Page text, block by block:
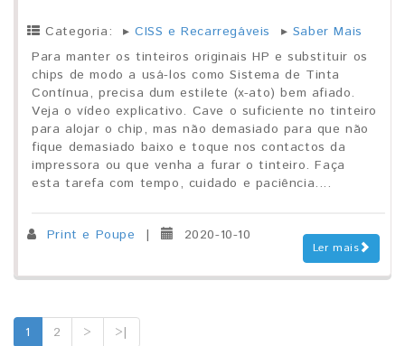
Categoria: ▸CISS e Recarregáveis ▸ Saber Mais
Para manter os tinteiros originais HP e substituir os
chips de modo a usá-los como Sistema de Tinta
Contínua, precisa dum estilete (x-ato) bem afiado.
Veja o vídeo explicativo. Cave o suficiente no tinteiro
para alojar o chip, mas não demasiado para que não
fique demasiado baixo e toque nos contactos da
impressora ou que venha a furar o tinteiro. Faça
esta tarefa com tempo, cuidado e paciência....
Print e Poupe | 2020-10-10
Ler mais
1 2 > >|